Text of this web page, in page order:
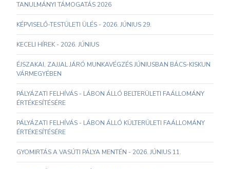
TANULMÁNYI TÁMOGATÁS 2026
KÉPVISELŐ-TESTÜLETI ÜLÉS - 2026. JÚNIUS 29.
KECELI HÍREK - 2026. JÚNIUS
ÉJSZAKAI, ZAJJAL JÁRÓ MUNKAVÉGZÉS JÚNIUSBAN BÁCS-KISKUN
VÁRMEGYÉBEN
PÁLYÁZATI FELHÍVÁS - LÁBON ÁLLÓ BELTERÜLETI FAÁLLOMÁNY
ÉRTÉKESÍTÉSÉRE
PÁLYÁZATI FELHÍVÁS - LÁBON ÁLLÓ KÜLTERÜLETI FAÁLLOMÁNY
ÉRTÉKESÍTÉSÉRE
GYOMIRTÁS A VASÚTI PÁLYA MENTÉN - 2026. JÚNIUS 11.